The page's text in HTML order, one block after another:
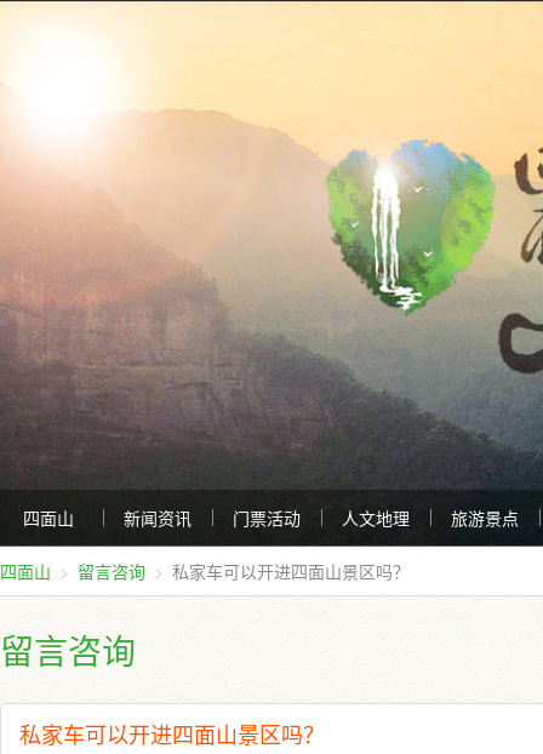
四面山 新闻资讯 门票活动 人文地理 旅游景点
四面山 留言咨询 私家车可以开进四面山景区吗？
留言咨询
私家车可以开进四面山景区吗？